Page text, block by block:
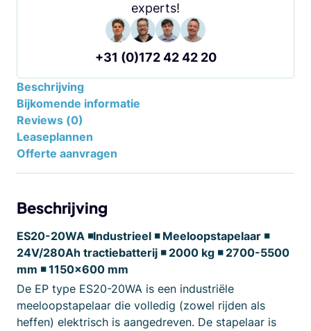
experts!
+31 (0)172 42 42 20
Beschrijving
Bijkomende informatie
Reviews (0)
Leaseplannen
Offerte aanvragen
Beschrijving
ES20-20WA ◾Industrieel ◾ Meeloopstapelaar ◾
24V/280Ah tractiebatterij ◾ 2000 kg ◾ 2700-5500
mm ◾ 1150×600 mm
De EP type ES20-20WA is een industriële
meeloopstapelaar die volledig (zowel rijden als
heffen) elektrisch is aangedreven. De stapelaar is